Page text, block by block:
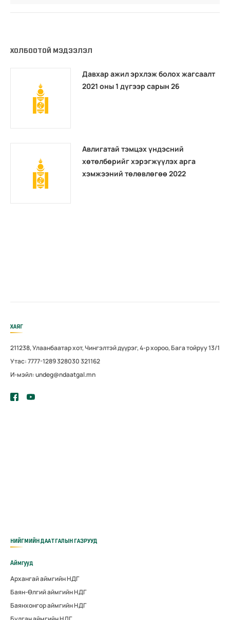
ХОЛБООТОЙ МЭДЭЭЛЭЛ
Давхар ажил эрхлэж болох жагсаалт
2021 оны 1 дүгээр сарын 26
Авлигатай тэмцэх үндэсний
хөтөлбөрийг хэрэгжүүлэх арга
хэмжээний төлөвлөгөө 2022
ХАЯГ
211238, Улаанбаатар хот, Чингэлтэй дүүрэг, 4-р хороо, Бага тойруу 13/1
Утас: 7777-1289 328030 321162
И-мэйл: undeg@ndaatgal.mn
НИЙГМИЙН ДААТГАЛЫН ГАЗРУУД
Аймгууд
Архангай аймгийн НДГ
Баян-Өлгий аймгийн НДГ
Баянхонгор аймгийн НДГ